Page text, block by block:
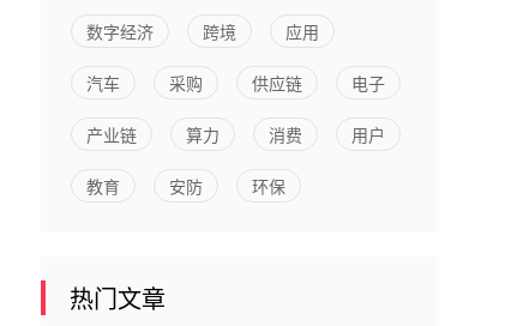
数字经济 跨境 应用
汽车 采购 供应链 电子
产业链 算力 消费 用户
教育 安防 环保
热门文章